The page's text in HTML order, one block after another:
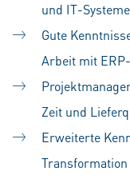
und IT-Systeme
Gute
Arbeit mit
Zeit und
Erweiterte